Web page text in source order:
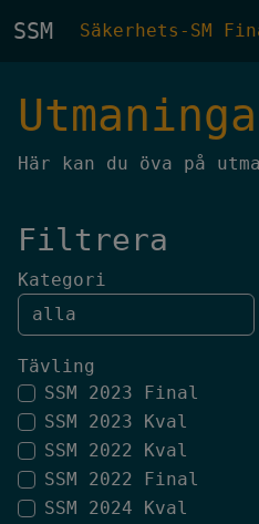
SSM Säkerhets-SM
Här kan du öva på
Filtrera
Kategori
Tävling
SSM 2023 Final
SSM 2023 Kval
SSM 2022 Kval
SSM 2022 Final
SSM 2024 Kval